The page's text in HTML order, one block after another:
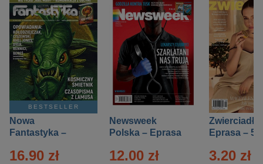
BESTSELLER
Nowa
Fantastyka –
16.90 zł
Newsweek
Polska – Eprasa
12.00 zł
Zwierciadło
Eprasa – 5/
3.20 zł